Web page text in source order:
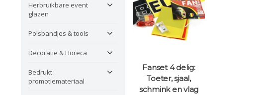
Herbruikbare event
glazen
Polsbandjes & tools
Decoratie & Horeca
Bedrukt
promotiemateriaal
Fanset 4 delig:
Toeter, sjaal,
schmink en vlag